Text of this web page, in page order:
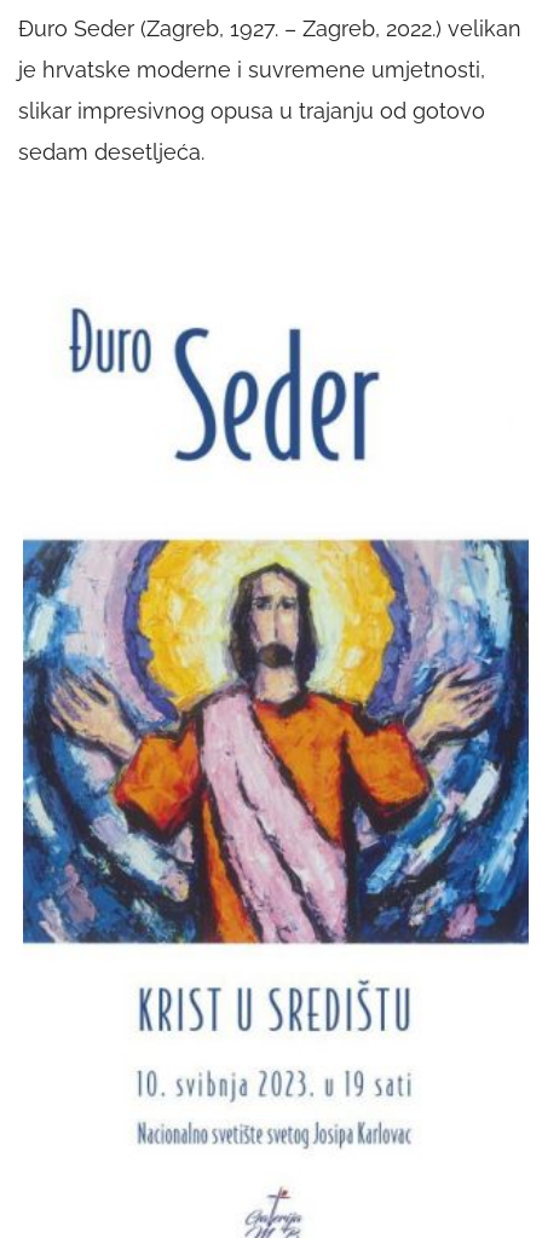
Đuro Seder (Zagreb, 1927. – Zagreb, 2022.) velikan
je hrvatske moderne i suvremene umjetnosti,
slikar impresivnog opusa u trajanju od gotovo
sedam desetljeća.